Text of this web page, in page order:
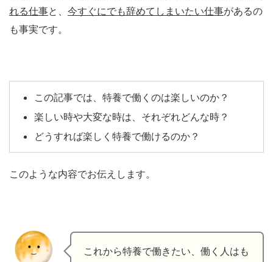
れる仕事と、 今すぐにでも辞めてしまいたい仕事があるの
も事実です。
この記事では、特養で働くのは楽しいのか？
楽しい時や大変な時は、それぞれどんな時？
どうすれば楽しく特養で働けるのか？
このような内容でお伝えします。
これから特養で働きたい、働く人はも